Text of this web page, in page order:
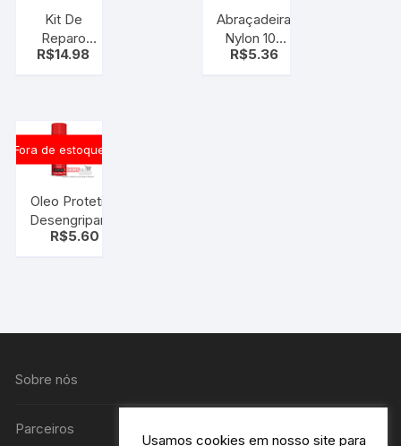
Kit De
Reparo
Reparação
Peças –
bicicleta
R$14.98
Abraçadeira
Nylon 100
unidades
R$5.36
Fora de estoque
Oleo Protetivo
Desengripante
Spray Proteg
R$5.60
Sobre nós
Parceiros
Usamos cookies em nosso site para